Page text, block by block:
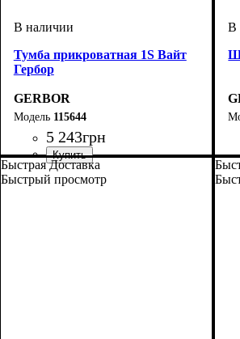
Тумба прикроватная 1S Вайт
Гербор
GERBOR
115644
5 243грн
Быстрая Доставка
Быстрый просмотр